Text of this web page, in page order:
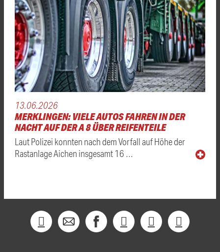
13.06.2026
MERKLINGEN: VIELE AUTOS FAHREN IN DER
NACHT AUF DER A 8 ÜBER REIFENTEILE
Laut Polizei konnten nach dem Vorfall auf Höhe der
Rastanlage Aichen insgesamt 16 …